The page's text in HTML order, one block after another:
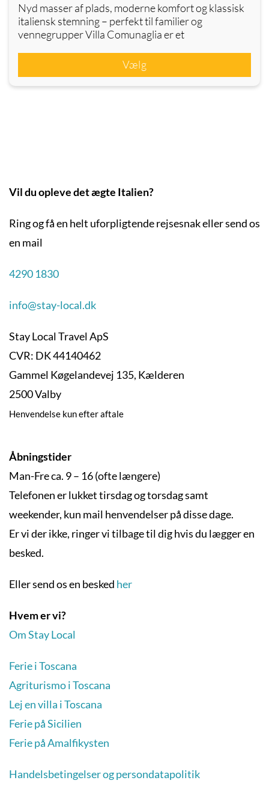
Nyd masser af plads, moderne komfort og klassisk
italiensk stemning – perfekt til familier og
vennegrupper Villa Comunaglia er et
Vælg
Vil du opleve det ægte Italien?
Ring og få en helt uforpligtende rejsesnak eller send os
en mail
4290 1830
info@stay-local.dk
Stay Local Travel ApS
CVR: DK 44140462
Gammel Køgelandevej 135, Kælderen
2500 Valby
Henvendelse kun efter aftale
Åbningstider
Man-Fre ca. 9 – 16 (ofte længere)
Telefonen er lukket tirsdag og torsdag samt
weekender, kun mail henvendelser på disse dage.
Er vi der ikke, ringer vi tilbage til dig hvis du lægger en
besked.
Eller send os en besked her
Hvem er vi?
Om Stay Local
Ferie i Toscana
Agriturismo i Toscana
Lej en villa i Toscana
Ferie på Sicilien
Ferie på Amalfikysten
Handelsbetingelser og persondatapolitik